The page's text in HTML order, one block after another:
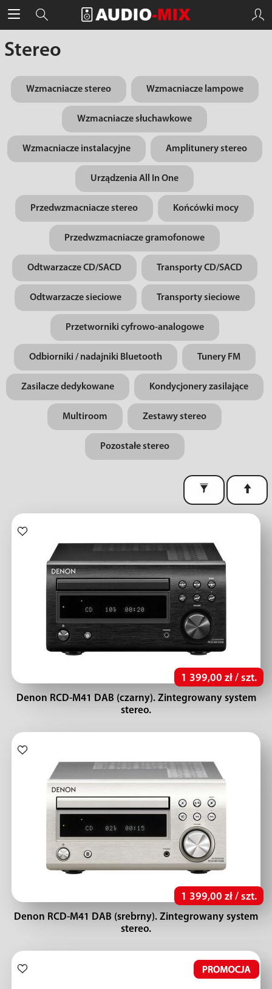
Stereo
Wzmacniacze stereo Wzmacniacze lampowe
Wzmacniacze słuchawkowe
Wzmacniacze instalacyjne Amplitunery stereo
Urządzenia All In One
Przedwzmacniacze stereo Końcówki mocy
Przedwzmacniacze gramofonowe
Odtwarzacze CD/SACD Transporty CD/SACD
Odtwarzacze sieciowe Transporty sieciowe
Przetworniki cyfrowo-analogowe
Odbiorniki / nadajniki Bluetooth Tunery FM
Zasilacze dedykowane Kondycjonery zasilające
Multiroom Zestawy stereo
Pozostałe stereo
1 399,00 zł / szt.
Denon RCD-M41 DAB (czarny). Zintegrowany system
stereo.
1 399,00 zł / szt.
Denon RCD-M41 DAB (srebrny). Zintegrowany system
stereo.